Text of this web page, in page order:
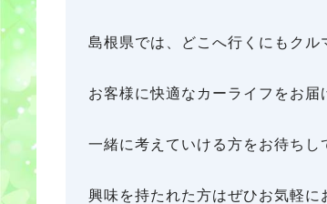
島根県では、どこへ行くにもクル
お客様に快適なカーライフをお届
一緒に考えていける方をお待ちし
興味を持たれた方はぜひお気軽